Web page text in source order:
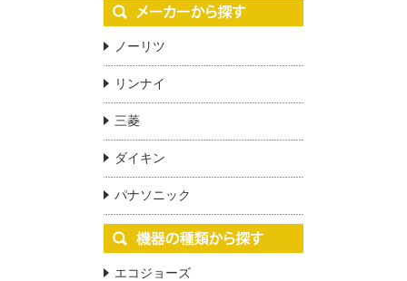
ノーリツ
リンナイ
三菱
ダイキン
パナソニック
エコジョーズ